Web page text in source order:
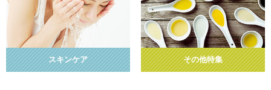
スキンケア その他特集